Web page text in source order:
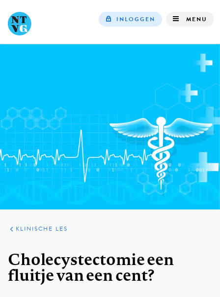
navigation
INLOGGEN MENU
ARTIKELEN
PRAKTIJK
KLINISCHE LES
Cholecystectomie een
fluitje van een cent?